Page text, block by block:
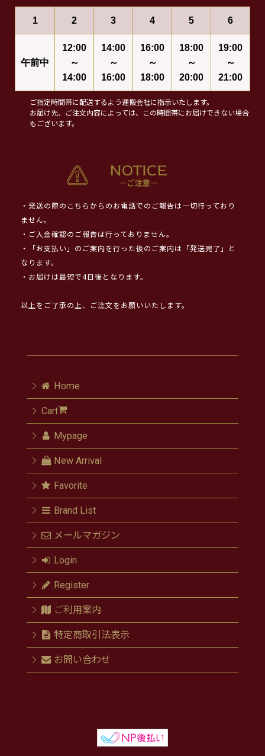
1 2 3 4 5 6
午前中
12:00
～
14:00
14:00
～
16:00
16:00
～
18:00
18:00
～
20:00
19:00
～
21:00
ご指定時間帯に配送するよう運搬会社に指示いたします。
お届け先、ご注文内容によっては、この時間帯にお届けできない場合
もございます。
・発送の際のこちらからのお電話でのご報告は一切行っており
ません。
・ご入金確認のご報告は行っておりません。
・「お支払い」のご案内を行った後のご案内は「発送完了」と
なります。
・お届けは最短で4日後となります。
以上をご了承の上、ご注文をお願いいたします。
Home
Cart
Mypage
New Arrival
Favorite
Brand List
メールマガジン
Login
Register
ご利用案内
特定商取引法表示
お問い合わせ